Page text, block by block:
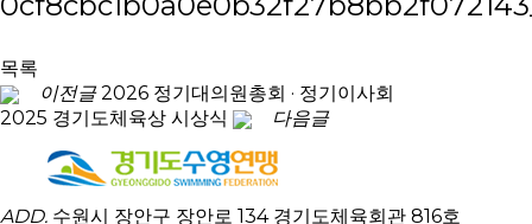
목록
이전글 2026 정기대의원총회 · 정기이사회
2025 경기도체육상 시상식
다음글
ADD. 수원시 장안구 장안로 134 경기도체육회관 816호